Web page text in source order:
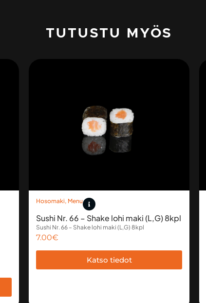
TUTUSTU MYÖS
Hosomaki, Menu
Sushi Nr. 66 – Shake lohi maki (L,G) 8kpl
Sushi Nr. 66 – Shake lohi maki (L,G) 8kpl
7.00€
Katso tiedot